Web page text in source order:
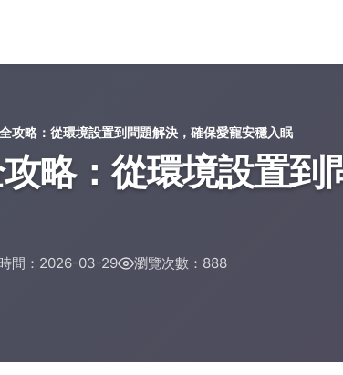
攻略：從環境設置到問題解決，確保愛寵安穩入眠
略：從環境設置到
間：2026-03-29 瀏覽次數：888